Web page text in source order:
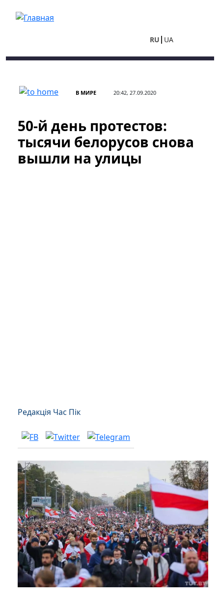
RU UA
В МИРЕ 20:42, 27.09.2020
50-й день протестов:
тысячи белорусов снова
вышли на улицы
Редакція Час Пік